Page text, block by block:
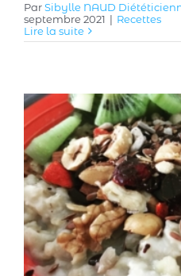
ParSibylle NAUD
septembre 2021 | Recettes
Lire la suite